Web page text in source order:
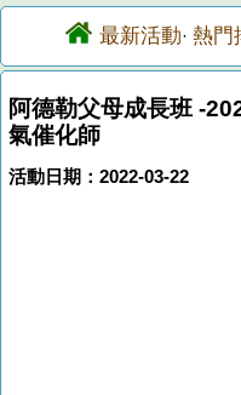
最新活動· 熱門
阿德勒父母成長班 -
氣催化師
活動日期：2022-03-22